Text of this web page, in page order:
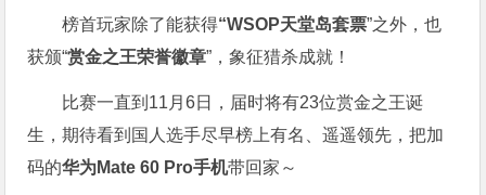
榜首玩家除了能获得“WSOP天堂岛套票”之外，也
获颁“赏金之王荣誉徽章”，象征猎杀成就！
比赛一直到11月6日，届时将有23位赏金之王诞
生，期待看到国人选手尽早榜上有名、遥遥领先，把加
码的华为Mate 60 Pro手机带回家～